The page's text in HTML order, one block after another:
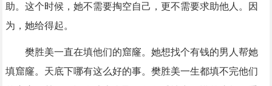
助。这个时候，她不需要掏空自己，更不需要求助他人。因
为，她给得起。
樊胜美一直在填他们的窟窿。她想找个有钱的男人帮她
填窟窿。天底下哪有这么好的事。樊胜美一生都填不完他们